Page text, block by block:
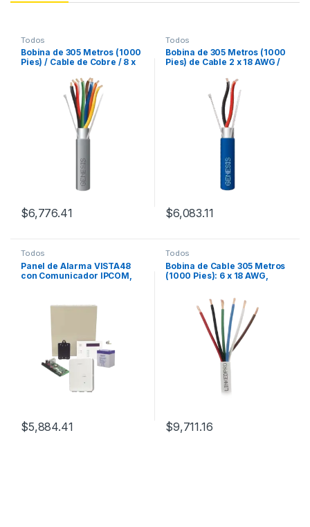
Todos
Bobina de 305 Metros (1000
Pies) / Cable de Cobre / 8 x
CL3R / Blindado / Gris / Para
Aplicaciones de Control de
Acceso / Alarmas de
Intrusi?n / Automatizaci?n /
Interfonos y TV Porteros
$6,776.41
Todos
Bobina de 305 Metros (1000
Pies) de Cable 2 x 18 AWG /
FPLP, CMP, CL3P / Color Azul
/ Para Aplicaciones en
Sistemas de Seguridad,
Audio, Control y otras
Aplicaciones
$6,083.11
Todos
Panel de Alarma VISTA48
con Comunicador IPCOM,
$5,884.41
Todos
Bobina de Cable 305 Metros
(1000 Pies): 6 x 18 AWG,
Alarmas
$9,711.16